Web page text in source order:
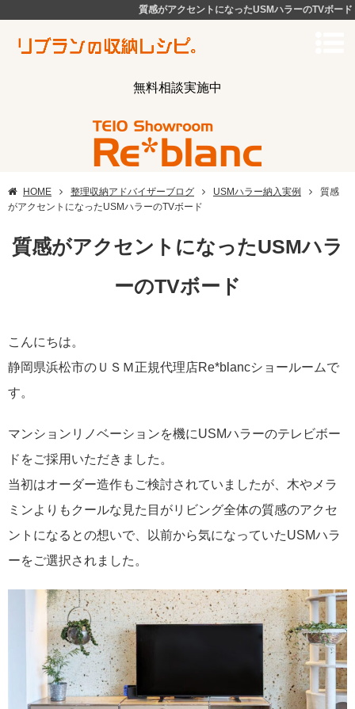
質感がアクセントになったUSMハラーのTVボード
無料相談実施中
HOME 整理収納アドバイザーブログ USMハラー納入実例
質感
がアクセントになったUSMハラーのTVボード
質感がアクセントになったUSMハラ
ーのTVボード
こんにちは。
静岡県浜松市のＵＳＭ正規代理店Re*blancショールームで
す。
マンションリノベーションを機にUSMハラーのテレビボー
ドをご採用いただきました。
当初はオーダー造作もご検討されていましたが、木やメラ
ミンよりもクールな見た目がリビング全体の質感のアクセ
ントになるとの想いで、以前から気になっていたUSMハラ
ーをご選択されました。